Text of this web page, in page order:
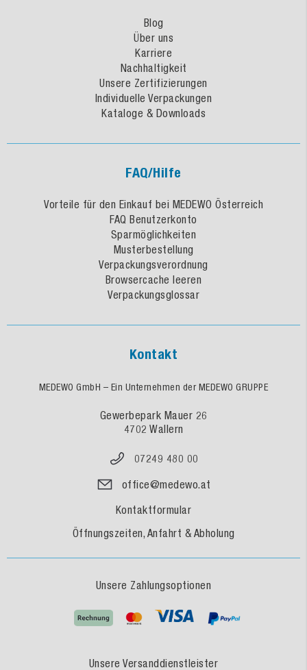
Blog
Über uns
Karriere
Nachhaltigkeit
Unsere Zertifizierungen
Individuelle Verpackungen
Kataloge & Downloads
FAQ/Hilfe
Vorteile für den Einkauf bei MEDEWO Österreich
FAQ Benutzerkonto
Sparmöglichkeiten
Musterbestellung
Verpackungsverordnung
Browsercache leeren
Verpackungsglossar
Kontakt
MEDEWO GmbH – Ein Unternehmen der MEDEWO GRUPPE
Gewerbepark Mauer 26
4702 Wallern
07249 480 00
office@medewo.at
Kontaktformular
Öffnungszeiten, Anfahrt & Abholung
Unsere Zahlungsoptionen
Unsere Versanddienstleister